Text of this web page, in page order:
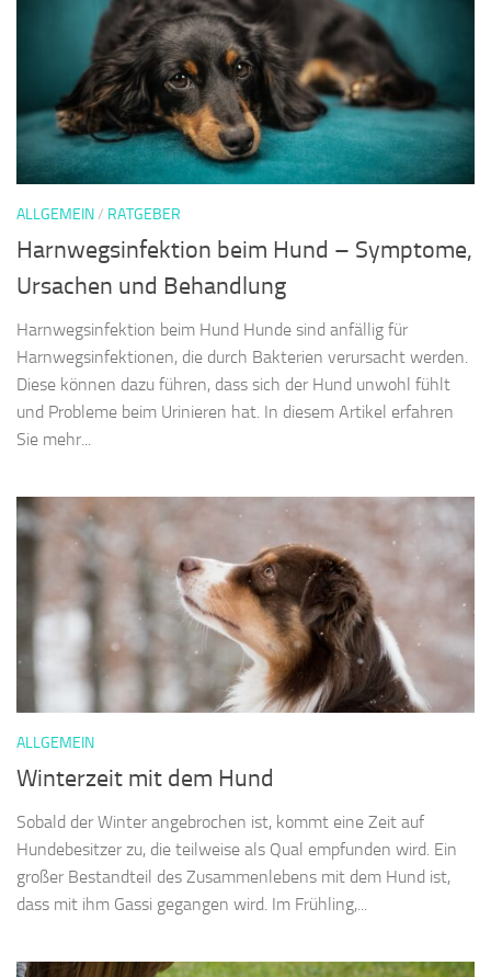
ALLGEMEIN/ RATGEBER
Harnwegsinfektion beim Hund – Symptome,
Ursachen und Behandlung
Harnwegsinfektion beim Hund Hunde sind anfällig für
Harnwegsinfektionen, die durch Bakterien verursacht werden.
Diese können dazu führen, dass sich der Hund unwohl fühlt
und Probleme beim Urinieren hat. In diesem Artikel erfahren
Sie mehr...
ALLGEMEIN
Winterzeit mit dem Hund
Sobald der Winter angebrochen ist, kommt eine Zeit auf
Hundebesitzer zu, die teilweise als Qual empfunden wird. Ein
großer Bestandteil des Zusammenlebens mit dem Hund ist,
dass mit ihm Gassi gegangen wird. Im Frühling,...